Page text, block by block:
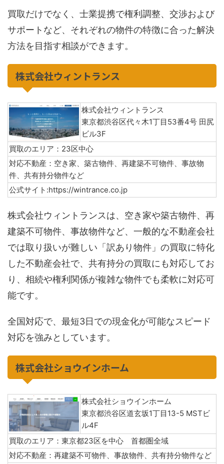
買取だけでなく、士業提携で権利調整、交渉および
サポートなど、それぞれの物件の特徴に合った解決
方法を目指す相談ができます。
​株式会社ウィントランス
株式会社ウィントランス
東京都渋谷区代々木1丁目53番4号 田尻
ビル3F
買取のエリア：23区中心
対応不動産：空き家、築古物件、再建築不可物件、事故物
件、共有持分物件など
公式サイト:https://wintrance.co.jp​
株式会社ウィントランスは、空き家や築古物件、再
建築不可物件、事故物件など、一般的な不動産会社
では取り扱いが難しい「訳あり物件」の買取に特化
した不動産会社で、共有持分の買取にも対応してお
り、相続や権利関係が複雑な物件でも柔軟に対応可
能です。​
全国対応で、最短3日での現金化が可能なスピード
対応を強みとしています。​
株式会社ショウインホーム
株式会社ショウインホーム
東京都渋谷区道玄坂1丁目13-5 MSTビ
ル4F
買取のエリア：​東京都23区を中心 首都圏全域
対応不動産：再建築不可物件、事故物件、共有持分物件など